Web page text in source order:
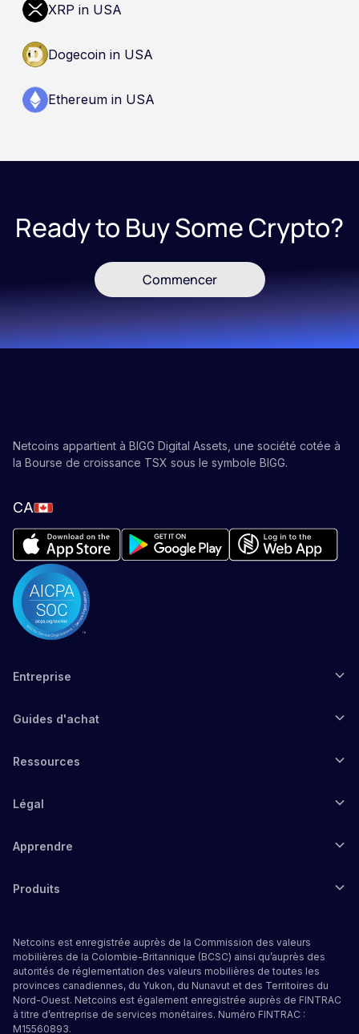
XRP in USA
Dogecoin in USA
Ethereum in USA
Ready to Buy Some Crypto?
Commencer
Netcoins appartient à BIGG Digital Assets, une société cotée à
la Bourse de croissance TSX sous le symbole BIGG.
CA
Entreprise
Guides d'achat
Ressources
Légal
Apprendre
Produits
Netcoins est enregistrée auprès de la Commission des valeurs
mobilières de la Colombie-Britannique (BCSC) ainsi qu’auprès des
autorités de réglementation des valeurs mobilières de toutes les
provinces canadiennes, du Yukon, du Nunavut et des Territoires du
Nord-Ouest. Netcoins est également enregistrée auprès de FINTRAC
à titre d’entreprise de services monétaires. Numéro FINTRAC :
M15560893.